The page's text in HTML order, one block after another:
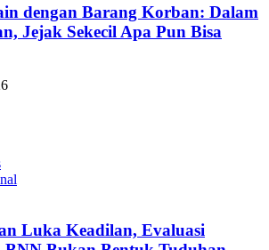
dengan Barang Korban: Dalam
Jejak Sekecil Apa Pun Bisa
Luka Keadilan, Evaluasi